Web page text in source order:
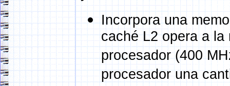
Incorpora una
caché L2 opera a
procesador (400
procesador una